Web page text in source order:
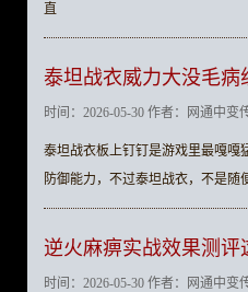
直
泰坦战衣威力大没毛病
时间：2026-05-30 作者：网通中变
泰坦战衣板上钉钉是游戏里最嘎嘎
防御能力，不过泰坦战衣，不是
逆火麻痹实战效果测
时间：2026-05-30 作者：网通中变